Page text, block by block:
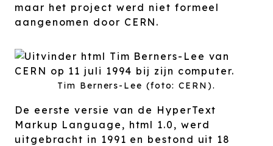
maar het project werd niet formeel
aangenomen door CERN.
Tim Berners-Lee (foto: CERN).
De eerste versie van de HyperText
Markup Language, html 1.0, werd
uitgebracht in 1991 en bestond uit 18